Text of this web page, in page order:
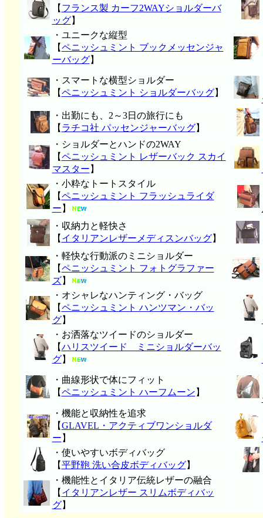
【 フランス製 カーフ2WAYショルダーバ
ッグ】
・ユニークな縦型
【ペニッシュミント ブックメッセンジャ
ーバッグ】
・スマートな横型ショルダー
【ペニッシュミント ショルダーバッグ】
・出勤にも、2～3日の旅行にも
【 ラチコ社 パッセンジャーバッグ】
・ショルダーとハンドの2WAY
【ペニッシュミント レザーバック スカイ
マスター 】
・小粋なトートスタイル
【ペニッシュミント フラッシュライダ
ー 】
・収納力と軽快さ
【 イタリアンレザーメディスンバッグ】
・軽快な行動派のミニショルダー
【ペニッシュミント フォトグラファー
ズ】
・オシャレなハンティング・バッグ
【ペニッシュミント ハンツマン・バッ
グ】
・お洒落なツイードのショルダー
【ハリスツイード ミニショルダーバッ
グ】
・曲線形状で体にフィット
【ペニッシュミント ハーフムーン 】
・機能と収納性を追求
【GLAVEL・アクティブワンショルダ
ー 】
・使いやすいボディバッグ
【平野鞄 洗い合皮ボディバッグ】
・機能性とイタリア伝統レザーの融合
【 イタリアンレザー スリムボディバッ
グ】